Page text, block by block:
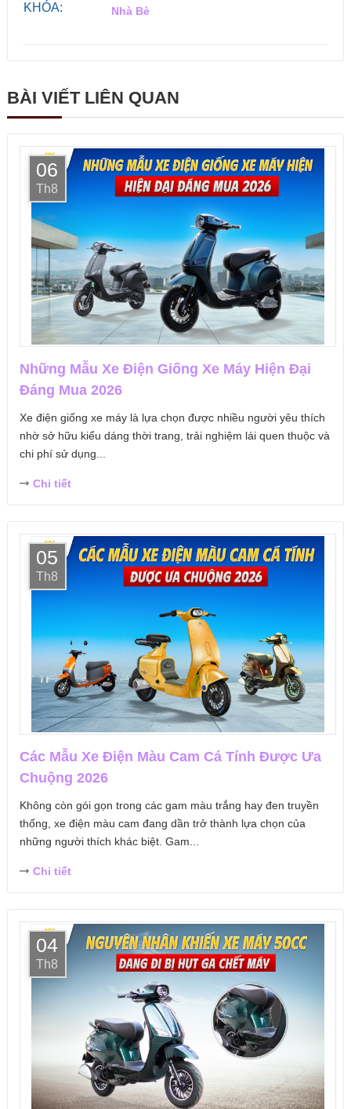
KHÓA:
Nhà Bè
BÀI VIẾT LIÊN QUAN
06
Th8
Những Mẫu Xe Điện Giống Xe Máy Hiện Đại
Đáng Mua 2026
Xe điện giống xe máy là lựa chọn được nhiều người yêu thích
nhờ sở hữu kiểu dáng thời trang, trải nghiệm lái quen thuộc và
chi phí sử dụng...
Chi tiết
05
Th8
Các Mẫu Xe Điện Màu Cam Cá Tính Được Ưa
Chuộng 2026
Không còn gói gọn trong các gam màu trắng hay đen truyền
thống, xe điện màu cam đang dần trở thành lựa chọn của
những người thích khác biệt. Gam...
Chi tiết
04
Th8